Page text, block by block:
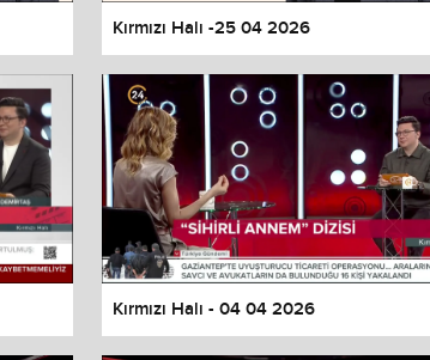
Kırmızı Halı -25 04 2026
Kırmızı Halı - 04 04 2026